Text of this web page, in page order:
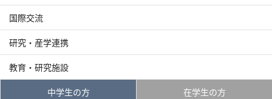
国際交流
研究・産学連携
教育・研究施設
中学生の方 在学生の方